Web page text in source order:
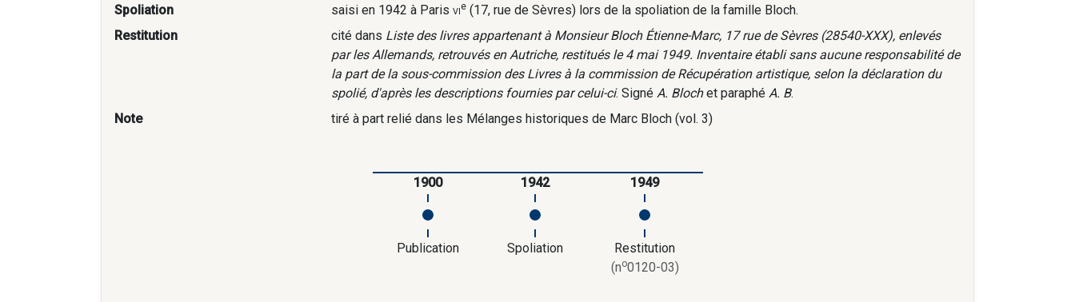
Spoliation
saisi en 1942 à Paris vie(17, rue de Sèvres) lors de la spoliation de la famille Bloch.
Restitution
cité dans Liste des livres appartenant à Monsieur Bloch Étienne-Marc, 17 rue de Sèvres (28540-XXX), enlevés
par les Allemands, retrouvés en Autriche, restitués le 4 mai 1949. Inventaire établi sans aucune responsabilité de
la part de la sous-commission des Livres à la commission de Récupération artistique, selon la déclaration du
spolié, d'après les descriptions fournies par celui-ci. Signé A. Blochet paraphé A. B.
Note
tiré à part relié dans les Mélanges historiques de Marc Bloch (vol. 3)
1900
Publication
1942
Spoliation
1949
Restitution
(no0120-03)